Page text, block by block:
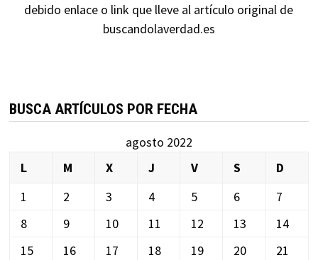
debido enlace o link que lleve al artículo original de
buscandolaverdad.es
BUSCA ARTÍCULOS POR FECHA
agosto 2022
L
M X J V S
D
1
2 3 4 5 6
7
8
9 10 11 12 13
14
15
16 17 18 19 20 21